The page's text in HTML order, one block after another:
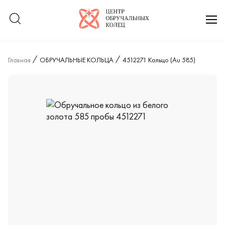
Логотип компании
Главная ОБРУЧАЛЬНЫЕ КОЛЬЦА 4512271 Кольцо (Au 585)